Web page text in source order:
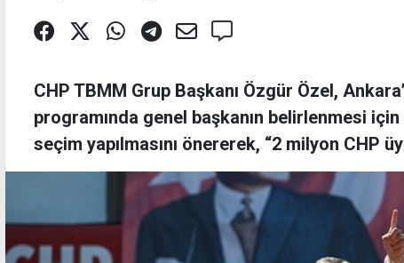
CHP TBMM Grup Başkanı Özgür Özel,
programında genel başkanın belirlenmesi
seçim yapılmasını önererek, “2 milyon CHP